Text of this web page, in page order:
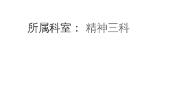
所属科室： 精神三科